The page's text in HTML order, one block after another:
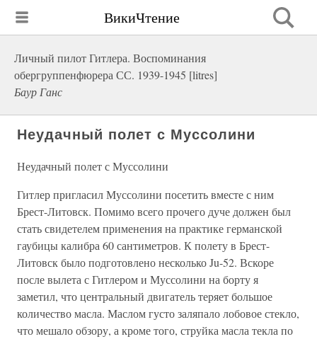
ВикиЧтение
Личный пилот Гитлера. Воспоминания
обергруппенфюрера СС. 1939-1945 [litres]
Баур Ганс
Неудачный полет с Муссолини
Неудачный полет с Муссолини
Гитлер пригласил Муссолини посетить вместе с ним
Брест-Литовск. Помимо всего прочего дуче должен был
стать свидетелем применения на практике германской
гаубицы калибра 60 сантиметров. К полету в Брест-
Литовск было подготовлено несколько Ju-52. Вскоре
после вылета с Гитлером и Муссолини на борту я
заметил, что центральный двигатель теряет большое
количество масла. Маслом густо заляпало лобовое стекло,
что мешало обзору, а кроме того, струйка масла текла по